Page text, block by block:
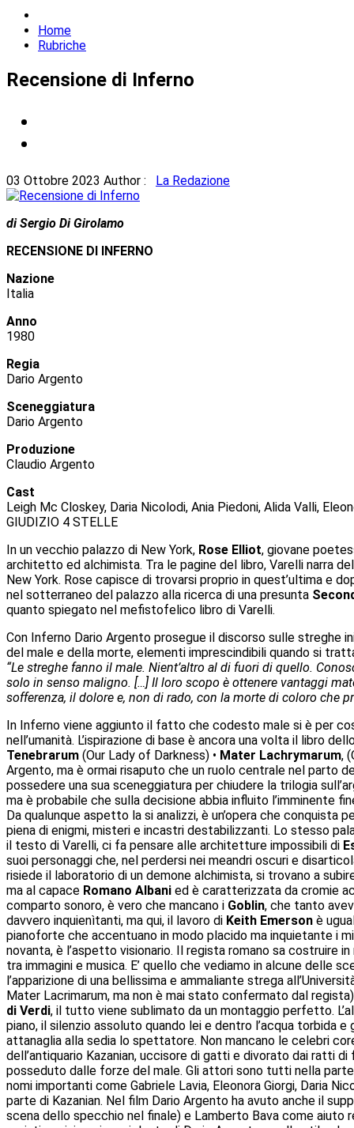
Home
Rubriche
Recensione di Inferno
03 Ottobre 2023 Author : La Redazione
di Sergio Di Girolamo
RECENSIONE DI INFERNO
Nazione
Italia
Anno
1980
Regia
Dario Argento
Sceneggiatura
Dario Argento
Produzione
Claudio Argento
Cast
Leigh Mc Closkey, Daria Nicolodi, Ania Piedoni, Alida Valli,
GIUDIZIO 4 STELLE
In un vecchio palazzo di New York, Rose Elliot, giovane
architetto ed alchimista. Tra le pagine del libro, Varelli narra
New York. Rose capisce di trovarsi proprio in quest’ultima e
nel sotterraneo del palazzo alla ricerca di una presunta
quanto spiegato nel mefistofelico libro di Varelli.
Con Inferno Dario Argento prosegue il discorso sulle streghe
del male e della morte, elementi imprescindibili quando si
“Le streghe fanno il male. Nient’altro al di fuori di quello.
solo in senso maligno. […] Il loro scopo è ottenere vantaggi
sofferenza, il dolore e, non di rado, con la morte di coloro che
In Inferno viene aggiunto il fatto che codesto male si è per
nell’umanità. L’ispirazione di base è ancora una volta il libro
Tenebrarum (Our Lady of Darkness) • Mater Lachrymarum,
Argento, ma è ormai risaputo che un ruolo centrale nel parto
possedere una sua sceneggiatura per chiudere la trilogia
ma è probabile che sulla decisione abbia influito l’imminente
Da qualunque aspetto la si analizzi, è un’opera che conquista
piena di enigmi, misteri e incastri destabilizzanti. Lo stesso
il testo di Varelli, ci fa pensare alle architetture impossibili di
suoi personaggi che, nel perdersi nei meandri oscuri e
risiede il laboratorio di un demone alchimista, si trovano a
ma al capace Romano Albani ed è caratterizzata da cromie
comparto sonoro, è vero che mancano i Goblin, che tanto
davvero inquienìtanti, ma qui, il lavoro di Keith Emerson è
pianoforte che accentuano in modo placido ma inquietante i
novanta, è l’aspetto visionario. Il regista romano sa costruire
tra immagini e musica. E’ quello che vediamo in alcune delle
l’apparizione di una bellissima e ammaliante strega
Mater Lacrimarum, ma non è mai stato confermato dal
di Verdi, il tutto viene sublimato da un montaggio perfetto.
piano, il silenzio assoluto quando lei e dentro l’acqua torbida
attanaglia alla sedia lo spettatore. Non mancano le celebri
dell’antiquario Kazanian, uccisore di gatti e divorato dai ratti
posseduto dalle forze del male. Gli attori sono tutti nella
nomi importanti come Gabriele Lavia, Eleonora Giorgi, Daria
parte di Kazanian. Nel film Dario Argento ha avuto anche il
scena dello specchio nel finale) e Lamberto Bava come